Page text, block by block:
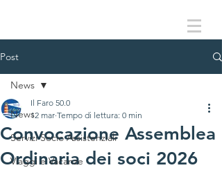
Post
News
Servizi Socio Assistenziali
Viaggi e Vacanze
News
Convocazione Assemblea
Ordinaria dei soci 2026
Il Faro 50.0
12 mar Tempo di lettura: 0 min